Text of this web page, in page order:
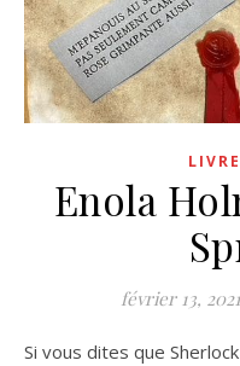
Enola
février 13, 2021
Si vous dites que Sherlock Holmes est le meilleur détective